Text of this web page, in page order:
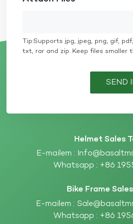
ale také hraje zásadní roli v
nehodě. Bonusové tipy:
výměnyV chladnějších měsících
helmy s vlněnou cyklistickou
na helmu, abyste zůstali v teple
umožňuje vyměnitelné vložky,
jste zažili výrazný náraz,
– i když se zdá být neporušená.
Tip:Supports jpg, jpeg, png, gif,
txt, rar and zip. Keep files smaller
SEND
Helmet Sales
E-mailem :
Whatsapp : +86
Bike Frame
E-mailem :
Whatsapp : +86